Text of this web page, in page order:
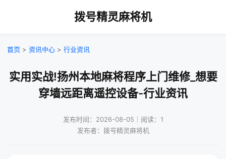
拨号精灵麻将机
首页 > 资讯中心 > 行业资讯
实用实战!扬州本地麻将程序上门维修_想要
穿墙远距离遥控设备-行业资讯
发布时间：2026-08-05｜阅读：1
发布者：拨号精灵麻将机